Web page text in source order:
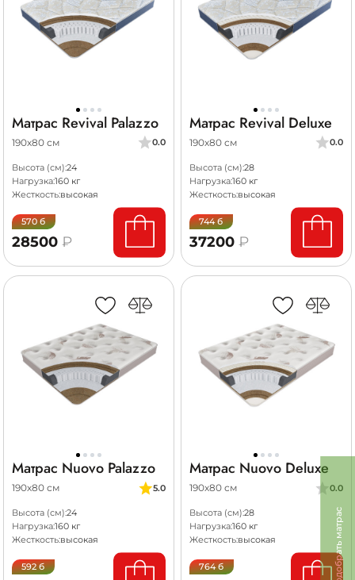
Матрас Revival Palazzo
190х80 см 0.0
Высота (см):24
Нагрузка:160 кг
Жесткость:высокая
570 б
28500₽
Матрас Revival Deluxe
190х80 см 0.0
Высота (см):28
Нагрузка:160 кг
Жесткость:высокая
744 б
37200₽
Матрас Nuovo Palazzo
190х80 см 5.0
Высота (см):24
Нагрузка:160 кг
Жесткость:высокая
592 б
Матрас Nuovo Deluxe
190х80 см 0.0
Высота (см):28
Нагрузка:160 кг
Жесткость:высокая
764 б Подобрать матрас